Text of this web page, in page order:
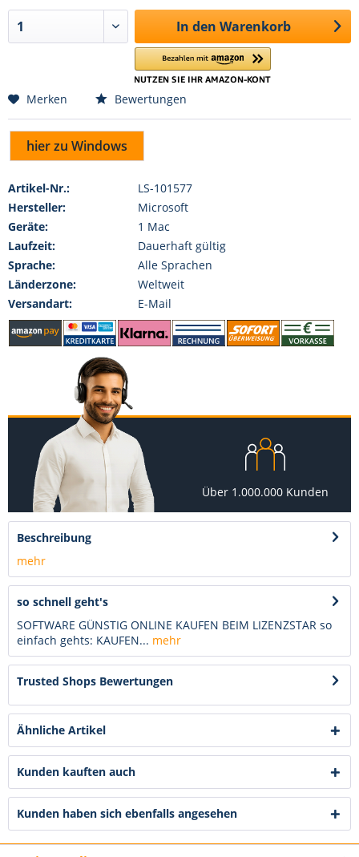
In den Warenkorb
Merken Bewertungen
hier zu Windows
Artikel-Nr.:
LS-101577
Hersteller:
Microsoft
Geräte:
1 Mac
Laufzeit:
Dauerhaft gültig
Sprache:
Alle Sprachen
Länderzone:
Weltweit
Versandart:
E-Mail
Über 1.000.000 Kunden
Beschreibung
mehr
so schnell geht's
SOFTWARE GÜNSTIG ONLINE KAUFEN BEIM LIZENZSTAR so
einfach gehts: KAUFEN... mehr
Trusted Shops Bewertungen
Ähnliche Artikel
Kunden kauften auch
Kunden haben sich ebenfalls angesehen